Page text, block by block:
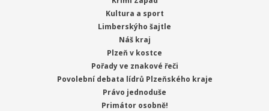
Kultura a sport
Limberskýho šajtle
Náš kraj
Plzeň v kostce
Pořady ve znakové řeči
Povolební debata lídrů Plzeňského kraje
Právo jednoduše
Primátor osobně!